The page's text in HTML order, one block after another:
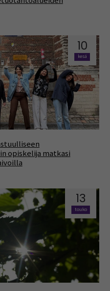
10
kesä
opiskelija matkasi
13
touko